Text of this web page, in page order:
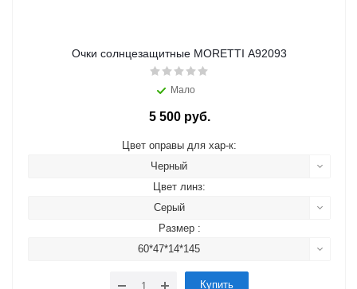
Очки солнцезащитные MORETTI A92093
Мало
5 500 руб.
Цвет оправы для хар-к:
Черный
Цвет линз:
Серый
Размер :
60*47*14*145
Купить